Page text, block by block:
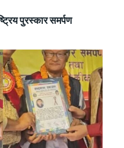
पुरस्कार समर्पण